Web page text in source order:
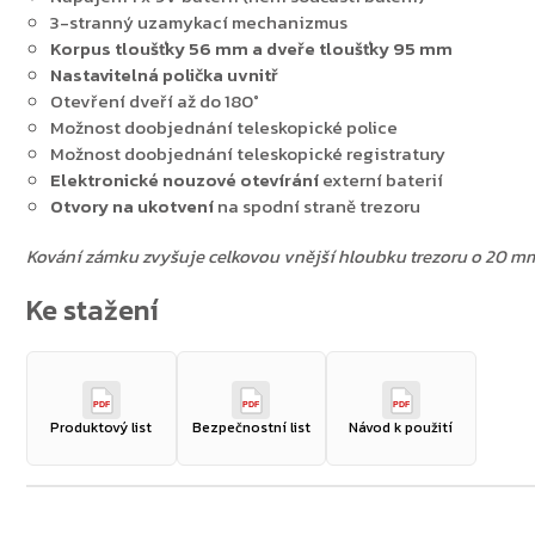
3-stranný uzamykací mechanizmus
Korpus tloušťky 56 mm a dveře tloušťky 95 mm
Nastavitelná polička uvnitř
Otevření dveří až do 180°
Možnost doobjednání teleskopické police
Možnost doobjednání teleskopické registratury
Elektronické nouzové otevíráníexterní baterií
Otvory na ukotvenína spodní straně trezoru
Kování zámku zvyšuje celkovou vnější hloubku trezoru o 20
PDF
Produktový list
PDF
Bezpečnostní list
PDF
Návod k použití
Zpět do obchodu